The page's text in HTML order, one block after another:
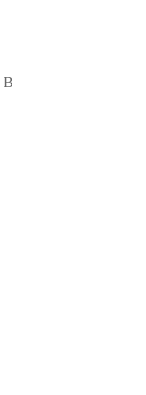
В